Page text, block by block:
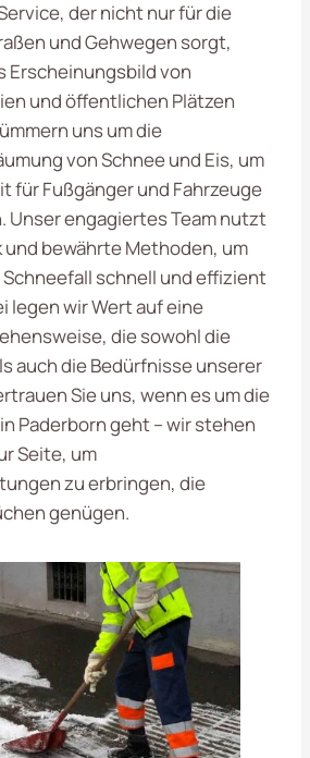
der nicht nur für die
und Gehwegen sorgt,
Erscheinungsbild von
und öffentlichen Plätzen
uns um die
von Schnee und Eis, um
für Fußgänger und Fahrzeuge
Unser engagiertes Team nutzt
und bewährte Methoden, um
schnell und effizient
legen wir Wert auf eine
die sowohl die
auch die Bedürfnisse unserer
Sie uns, wenn es um die
Paderborn geht – wir stehen
Seite, um
zu erbringen, die
genügen.